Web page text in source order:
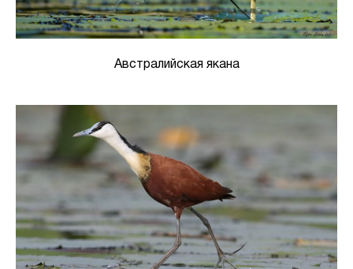
Австралийская якана